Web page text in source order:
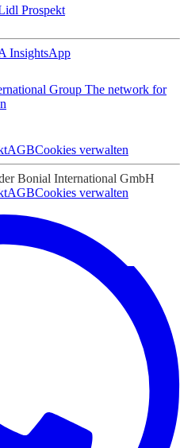
Prospekt
InsightsApp
Group The network for
AGBCookies verwalten
Bonial International GmbH
AGBCookies verwalten